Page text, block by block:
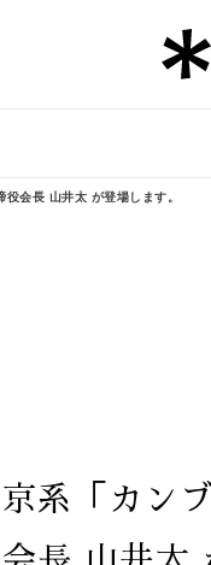
会長 山井太 が登場します。
系「カン